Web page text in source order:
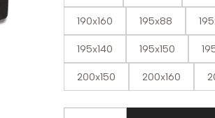
190x160 195x88
195x140 195x150
200x150 200x160